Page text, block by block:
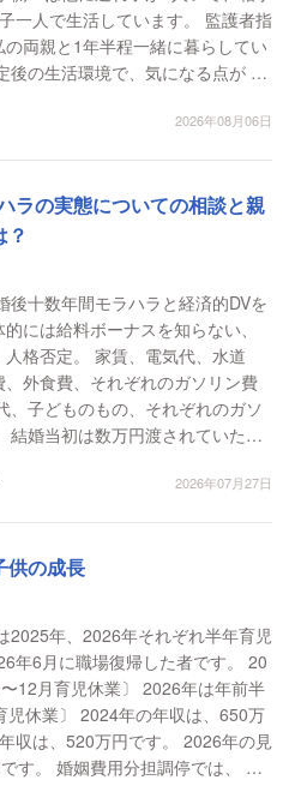
一人で生活しています。 監護者指
両親と1年半程一緒に暮らしてい
2026年08月06日
ラの実態についての相談と親
？
後十数年間モラハラと経済的DVを
には給料ボーナスを知らない、
格否定。 家賃、電気代、水道
外食費、それぞれのガソリン費
、子どものもの、それぞれのガソ
結婚当初は数万円渡されていたの
2026年07月27日
供の成長
2025年、2026年それぞれ半年育児
6月に職場復帰した者です。 20
12月育児休業〕 2026年は年前半
年収は、650万
収は、520万円です。 2026年の見
では、 私